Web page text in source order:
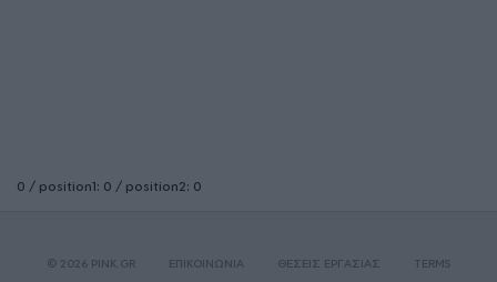
0 / position1: 0 / position2: 0
© 2026 PINK.GR ΕΠΙΚΟΙΝΩΝΙΑ ΘΕΣΕΙΣ ΕΡΓΑΣΙΑΣ TERMS